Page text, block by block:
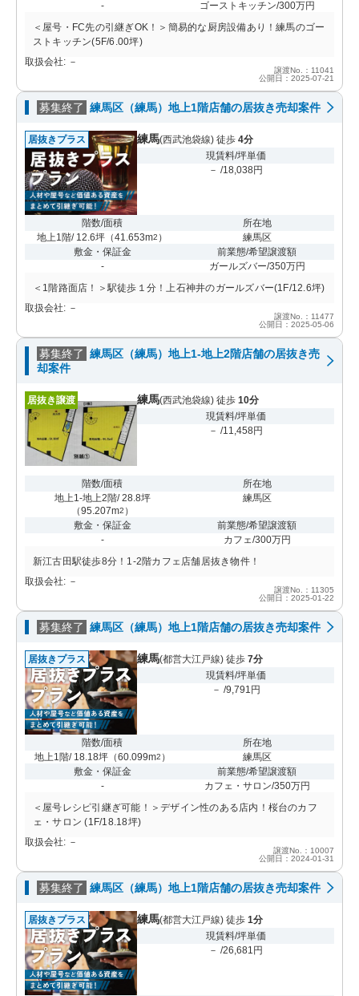
-
ゴーストキッチン/300万円
＜屋号・FC先の引継ぎOK！＞簡易的な厨房設備あり！練馬のゴー
ストキッチン(5F/6.00坪)
取扱会社: －
譲渡No.：11041
公開日：2025-07-21
募集終了 練馬区（練馬）地上1階店舗の居抜き売却案件
居抜きプラス 練馬(西武池袋線) 徒歩 4分
現賃料/坪単価
－ /18,038円
階数/面積
地上1階/ 12.6坪 （41.653m2 ）
所在地
練馬区
敷金・保証金
-
前業態/希望譲渡額
ガールズバー/350万円
＜1階路面店！＞駅徒歩１分！上石神井のガールズバー(1F/12.6坪)
取扱会社: －
譲渡No.：11477
公開日：2025-05-06
募集終了 練馬区（練馬）地上1-地上2階店舗の居抜き売
却案件
居抜き譲渡 練馬(西武池袋線) 徒歩 10分
現賃料/坪単価
－ /11,458円
階数/面積
地上1-地上2階/ 28.8坪
（95.207m2 ）
所在地
練馬区
敷金・保証金
-
前業態/希望譲渡額
カフェ/300万円
新江古田駅徒歩8分！1-2階カフェ店舗居抜き物件！
取扱会社: －
譲渡No.：11305
公開日：2025-01-22
募集終了 練馬区（練馬）地上1階店舗の居抜き売却案件
居抜きプラス 練馬(都営大江戸線) 徒歩 7分
現賃料/坪単価
－ /9,791円
階数/面積
地上1階/ 18.18坪（60.099m2 ）
所在地
練馬区
敷金・保証金
-
前業態/希望譲渡額
カフェ・サロン/350万円
＜屋号レシピ引継ぎ可能！＞デザイン性のある店内！桜台のカフ
ェ・サロン (1F/18.18坪)
取扱会社: －
譲渡No.：10007
公開日：2024-01-31
募集終了 練馬区（練馬）地上1階店舗の居抜き売却案件
居抜きプラス 練馬(都営大江戸線) 徒歩 1分
現賃料/坪単価
－ /26,681円